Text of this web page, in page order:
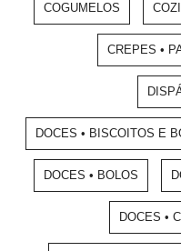
COGUMELOS
CREPES •
DOCES • BISCOITOS E
DOCES • BOLOS
DOCES •